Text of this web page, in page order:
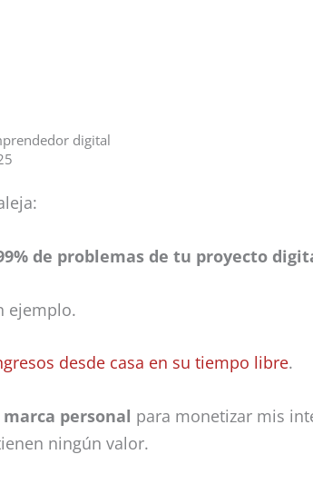
digital
de problemas de tu proyecto
ejemplo.
desde casa en su tiempo libre.
marca personal para monetizar mis
ningún valor.